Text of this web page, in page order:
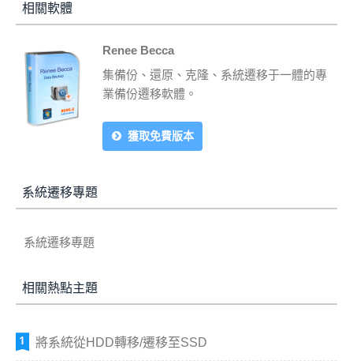
相關軟體
Renee Becca
集備份、還原、克隆、系統遷移于一體的專
業備份遷移軟體。
獲取免費版本
系統遷移專題
系統遷移專題
相關熱點主題
將系統從HDD轉移/遷移至SSD